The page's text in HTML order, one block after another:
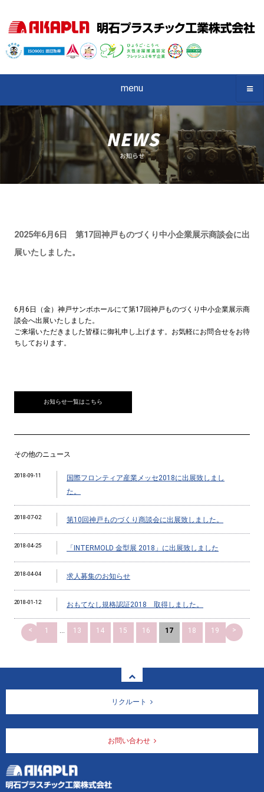
menu
2025年6月6日 第17回神戸ものづくり中小企業展示商談会に出
展いたしました。
6月6日（金）神戸サンボホールにて第17回神戸ものづくり中小企業展示商
談会へ出展いたしました。
ご来場いただきました皆様に御礼申し上げます。お気軽にお問合せをお待
ちしております。
お知らせ一覧はこちら
その他のニュース
2018-09-11
国際フロンティア産業メッセ2018に出展致しまし
た。
2018-07-02 第10回神戸ものづくり商談会に出展致しました。
2018-04-25 「INTERMOLD 金型展 2018」に出展致しました
2018-04-04 求人募集のお知らせ
2018-01-12 おもてなし規格認証2018 取得しました。
< 1 13 14 15 16 17 18 19 >
リクルート
お問い合わせ